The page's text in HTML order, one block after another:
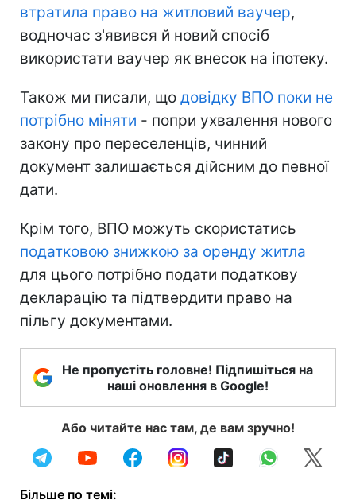
втратила право на житловий ваучер,
водночас з'явився й новий спосіб
використати ваучер як внесок на іпотеку.
Також ми писали, що довідку ВПО поки не
потрібно міняти - попри ухвалення нового
закону про переселенців, чинний
документ залишається дійсним до певної
дати.
Крім того, ВПО можуть скористатись
податковою знижкою за оренду житла
для цього потрібно подати податкову
декларацію та підтвердити право на
пільгу документами.
Не пропустіть головне! Підпишіться на
наші оновлення в Google!
Або читайте нас там, де вам зручно!
Більше по темі: